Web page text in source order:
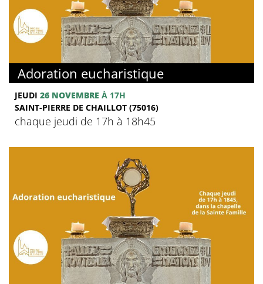
Adoration eucharistique
JEUDI 26 NOVEMBRE À 17H
SAINT-PIERRE DE CHAILLOT (75016)
chaque jeudi de 17h à 18h45